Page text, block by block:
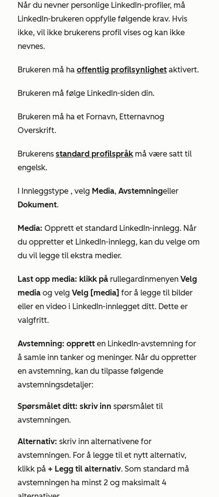
Når du nevner personlige LinkedIn-profiler, må
LinkedIn-brukeren oppfylle følgende krav. Hvis
ikke, vil ikke brukerens profil vises og kan ikke
nevnes.
Brukeren må ha offentlig profilsynlighet aktivert.
Brukeren må følge LinkedIn-siden din.
Brukeren må ha et Fornavn, Etternavnog
Overskrift.
Brukerens standard profilspråkmå være satt til
engelsk.
Innleggstype , velg Media, Avstemningeller
Dokument.
Media: Opprett et standard LinkedIn-innlegg. Når
du oppretter et LinkedIn-innlegg, kan du velge om
du vil legge til ekstra medier.
Last opp media: klikk på rullegardinmenyen Velg
media og velg Velg [media] for å legge til bilder
eller en video i LinkedIn-innlegget ditt. Dette er
valgfritt.
Avstemning: opprett en LinkedIn-avstemning for
å samle inn tanker og meninger. Når du oppretter
en avstemning, kan du tilpasse følgende
avstemningsdetaljer:
Spørsmålet ditt: skriv inn spørsmålet til
avstemningen.
Alternativ: skriv inn alternativene for
avstemningen. For å legge til et nytt alternativ,
klikk på + Legg til alternativ. Som standard må
avstemningen ha minst 2 og maksimalt 4